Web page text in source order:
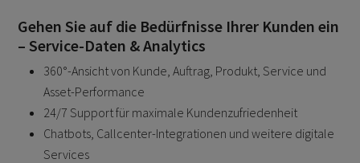
Gehen Sie auf die Bedürfnisse Ihrer Kunden ein
– Service-Daten & Analytics
360°-Ansicht von Kunde, Auftrag, Produkt, Service und
Asset-Performance
24/7 Support für maximale Kundenzufriedenheit
Chatbots, Callcenter-Integrationen und weitere digitale
Services